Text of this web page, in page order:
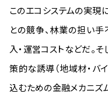
このエコシステムの実現
との競争、林業の担い
入・運営コストなどだ。
策的な誘導（地域材・バ
込むための金融メカニズ